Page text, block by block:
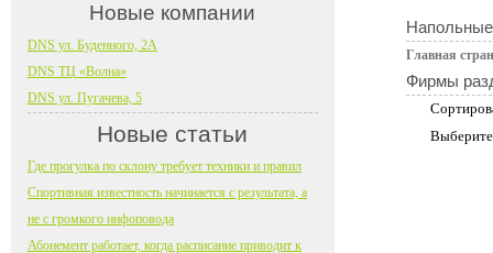
Главная
Фирмы
Новые компании
DNS ул. Буденного, 2А
DNS ТЦ «Волна»
DNS ул. Пугачева, 5
Новые статьи
Где прогулка по склону требует техники и правил
Спортивная известность начинается с результата, а
не с громкого инфоповода
Абонемент работает, когда расписание приводит к